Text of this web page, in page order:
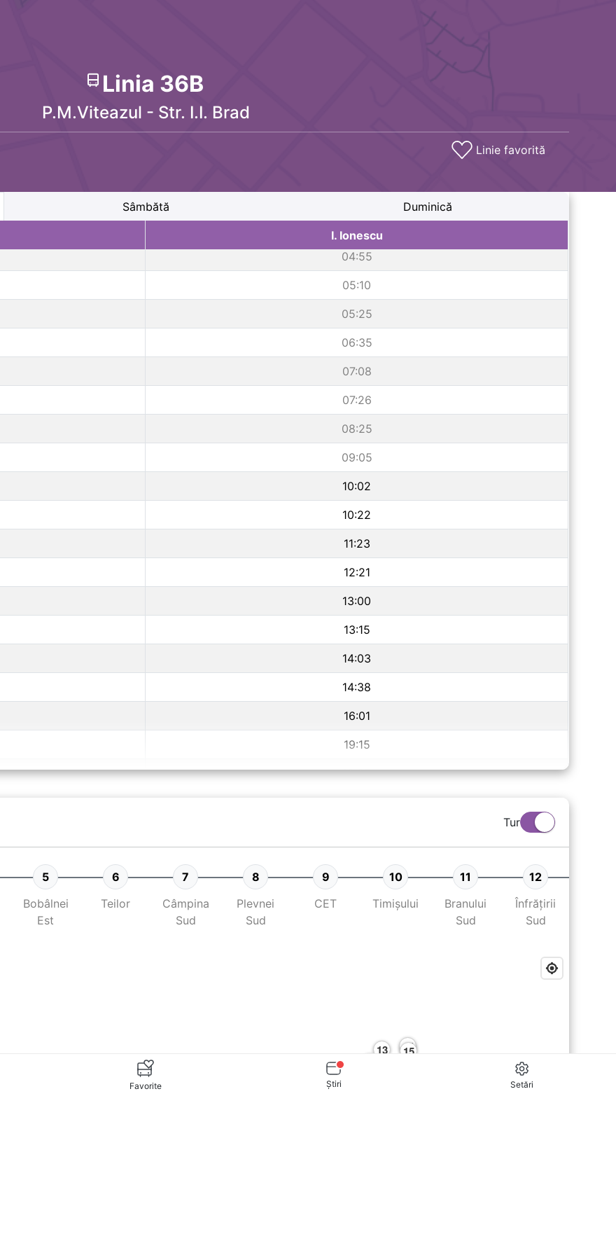
Linia 36B
P.M.Viteazul - Str. I.I. Brad
Linie favorită
Sâmbătă Duminică
I. Ionescu
04:55
05:10
05:25
06:35
07:08
07:26
08:25
09:05
10:02
10:22
11:23
12:21
13:00
13:15
14:03
14:38
16:01
19:15
19:35
Tur
5
Bobâlnei
Est
6
Teilor
7
Câmpina
Sud
8
Plevnei
Sud
9
CET
10
Timișului
11
Branului
Sud
12
Înfrățirii
Sud
10
13 14
15
Favorite Știri Setări